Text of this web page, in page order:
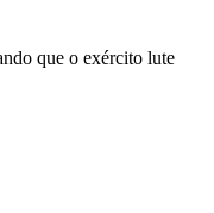
que o exército lute